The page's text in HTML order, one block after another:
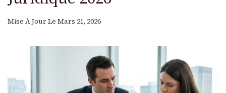
Mise À Jour Le Mars 21, 2026